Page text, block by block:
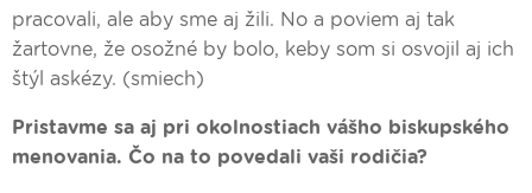
pracovali, ale aby sme aj žili. No a poviem aj tak
žartovne, že osožné by bolo, keby som si osvojil aj ich
štýl askézy. (smiech)
Pristavme sa aj pri okolnostiach vášho biskupského
menovania. Čo na to povedali vaši rodičia?